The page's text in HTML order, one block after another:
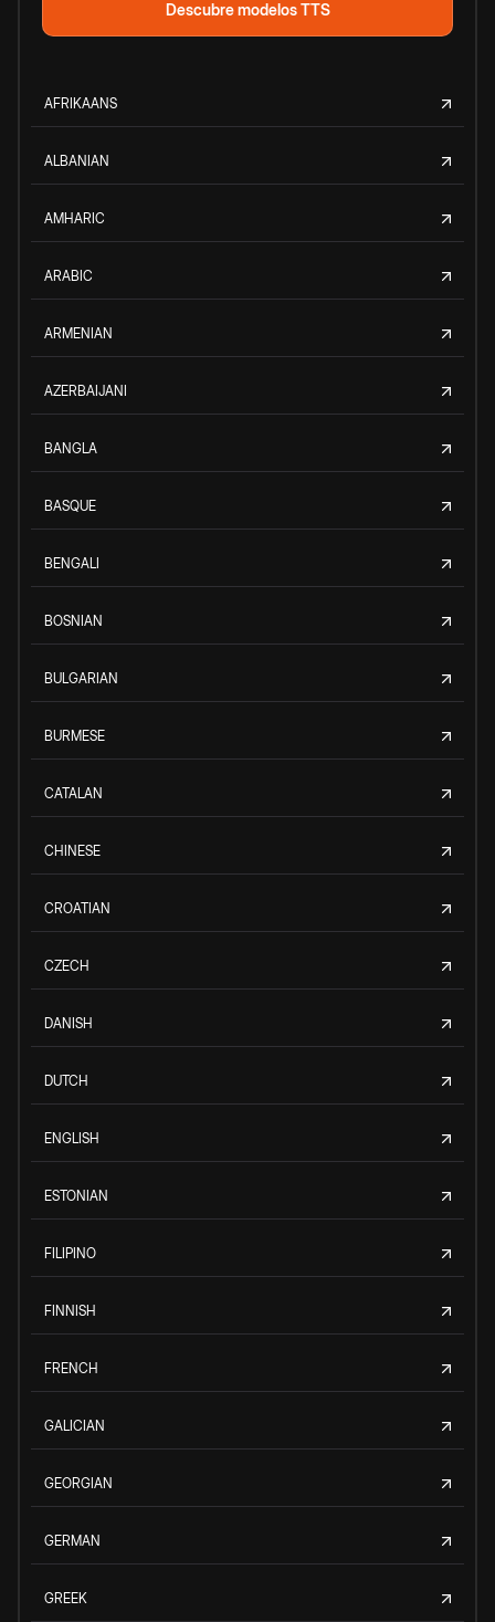
Descubre modelos TTS
AFRIKAANS
ALBANIAN
AMHARIC
ARABIC
ARMENIAN
AZERBAIJANI
BANGLA
BASQUE
BENGALI
BOSNIAN
BULGARIAN
BURMESE
CATALAN
CHINESE
CROATIAN
CZECH
DANISH
DUTCH
ENGLISH
ESTONIAN
FILIPINO
FINNISH
FRENCH
GALICIAN
GEORGIAN
GERMAN
GREEK